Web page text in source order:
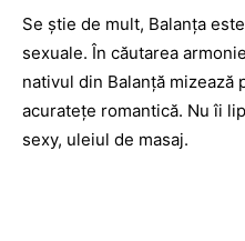
Se ştie de mult, Balanţa
sexuale. În căutarea
nativul din Balanţă mizează
acurateţe romantică. Nu îi
sexy, uleiul de masaj.